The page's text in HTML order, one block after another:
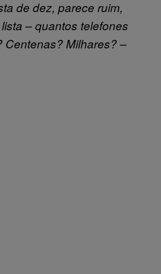
de dez, parece ruim,
– quantos telefones
Centenas? Milhares? –